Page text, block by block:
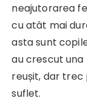
neajutorarea
cu atât mai
asta sunt
au crescut una
reușit, dar trec
suflet.